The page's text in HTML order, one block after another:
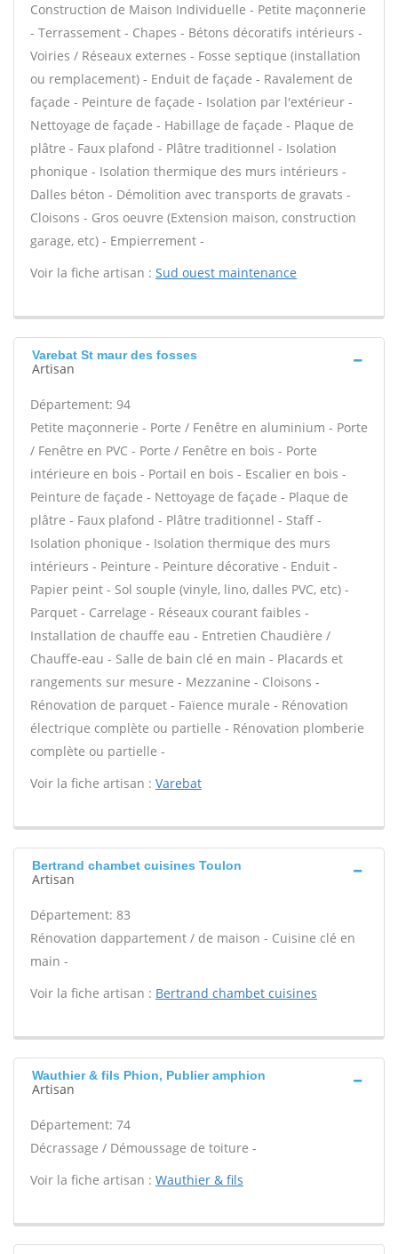
Construction de Maison Individuelle - Petite maçonnerie
- Terrassement - Chapes - Bétons décoratifs intérieurs -
Voiries / Réseaux externes - Fosse septique (installation
ou remplacement) - Enduit de façade - Ravalement de
façade - Peinture de façade - Isolation par l'extérieur -
Nettoyage de façade - Habillage de façade - Plaque de
plâtre - Faux plafond - Plâtre traditionnel - Isolation
phonique - Isolation thermique des murs intérieurs -
Dalles béton - Démolition avec transports de gravats -
Cloisons - Gros oeuvre (Extension maison, construction
garage, etc) - Empierrement -
Voir la fiche artisan : Sud ouest maintenance
Varebat St maur des fosses
Artisan
Département: 94
Petite maçonnerie - Porte / Fenêtre en aluminium - Porte
/ Fenêtre en PVC - Porte / Fenêtre en bois - Porte
intérieure en bois - Portail en bois - Escalier en bois -
Peinture de façade - Nettoyage de façade - Plaque de
plâtre - Faux plafond - Plâtre traditionnel - Staff -
Isolation phonique - Isolation thermique des murs
intérieurs - Peinture - Peinture décorative - Enduit -
Papier peint - Sol souple (vinyle, lino, dalles PVC, etc) -
Parquet - Carrelage - Réseaux courant faibles -
Installation de chauffe eau - Entretien Chaudière /
Chauffe-eau - Salle de bain clé en main - Placards et
rangements sur mesure - Mezzanine - Cloisons -
Rénovation de parquet - Faïence murale - Rénovation
électrique complète ou partielle - Rénovation plomberie
complète ou partielle -
Voir la fiche artisan : Varebat
Bertrand chambet cuisines Toulon
Artisan
Département: 83
Rénovation dappartement / de maison - Cuisine clé en
main -
Voir la fiche artisan : Bertrand chambet cuisines
Wauthier & fils Phion, Publier amphion
Artisan
Département: 74
Décrassage / Démoussage de toiture -
Voir la fiche artisan : Wauthier & fils